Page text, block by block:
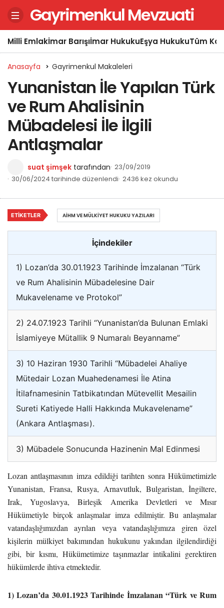
Gayrimenkul Mevzuati
Milli Emlakİmar Barışıİmar HukukuEşya HukukuTüm
Anasayfa Gayrimenkul Makaleleri
Yunanistan İle Yapılan Türk
ve Rum Ahalisinin
Mübadelesi İle İlgili
Antlaşmalar
suat şimşek tarafından 23/09/2019
30/06/2024 tarihinde düzenlendi 2436 kez okundu
İçindekiler
1) Lozan’da 30.01.1923 Tarihinde İmzalanan “Türk
ve Rum Ahalisinin Mübadelesine Dair
Mukavelename ve Protokol”
2) 24.07.1923 Tarihli “Yunanistan’da Bulunan Emlaki
İslamiyeye Mütallik 9 Numaralı Beyanname”
3) 10 Haziran 1930 Tarihli “Mübadelei Ahaliye
Mütedair Lozan Muahedenamesi İle Atina
İtilafnamesinin Tatbikatından Mütevellit Mesailin
Sureti Katiyede Halli Hakkında Mukavelename”
(Ankara Antlaşması).
3) Mübadele Sonucunda Hazinenin Mal Edinmesi
Lozan antlaşmasının imza edildiği tarihten sonra Hükümetimizle
Yunanistan, Fransa, Rusya, Arnavutluk, Bulgaristan, İngiltere,
Irak, Yugoslavya, Birleşik Amerika Devletleri ve Mısır
Hükümetiyle birçok anlaşmalar imza edilmiştir. Bu anlaşmalar
vatandaşlığımızdan ayrılan veya vatandaşlığımıza giren özel
kişilerin mülkiyet bakımından hukukunu yakından ilgilendirdiği
gibi, bir kısmı, Hükümetimize taşınmazlar intikalini gerektiren
hükümlerde ihtiva etmektedir.
1) Lozan’da 30.01.1923 Tarihinde İmzalanan “Türk ve Rum
ETIKETLER AİHM VE MÜLKIYET HUKUKU YAZILARI